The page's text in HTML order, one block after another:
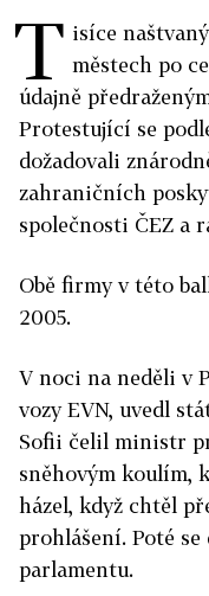
T isíce
městech po
údajně
Protestující se
dožadovali
zahraničních
společnosti ČEZ a
Obě firmy v této
2005.
V noci na neděli v
vozy EVN, uvedl
Sofii čelil ministr
sněhovým koulím,
házel, když chtěl
prohlášení. Poté
parlamentu.